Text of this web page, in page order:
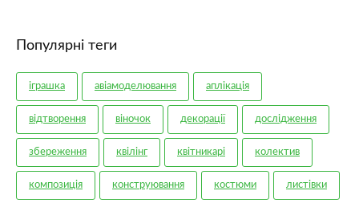
Популярні теги
іграшка авіамоделювання аплікація
відтворення віночок декорації дослідження
збереження квілінг квітникарі колектив
композиція конструювання костюми листівки